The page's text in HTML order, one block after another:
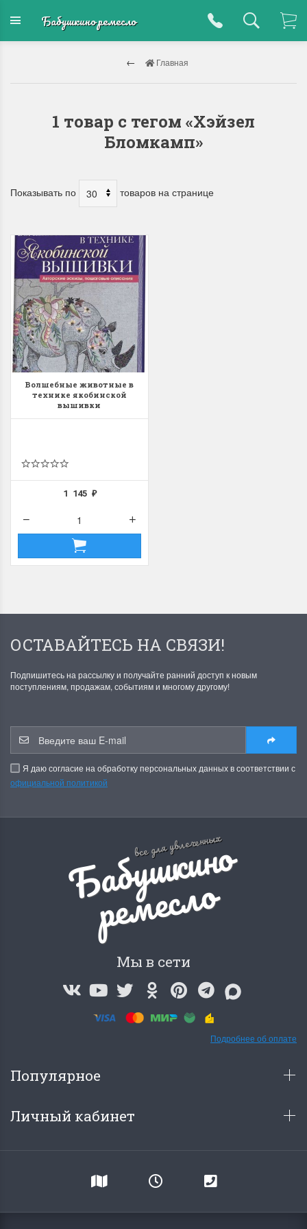
Бабушкино ремесло
Главная
1 товар с тегом «Хэйзел
Бломкамп»
Показывать по товаров на странице
Волшебные животные в
технике якобинской
вышивки
1 145 ₽
ОСТАВАЙТЕСЬ НА СВЯЗИ!
Подпишитесь на рассылку и получайте ранний доступ к новым
поступлениям, продажам, событиям и многому другому!
Я даю согласие на обработку персональных данных в соответствии с
официальной политикой
все для увлеченных
Б
а
б
у
ш
к
и
н
о
р
е
м
е
с
л
о
Мы в сети
Подробнее об оплате
Популярное
Личный кабинет